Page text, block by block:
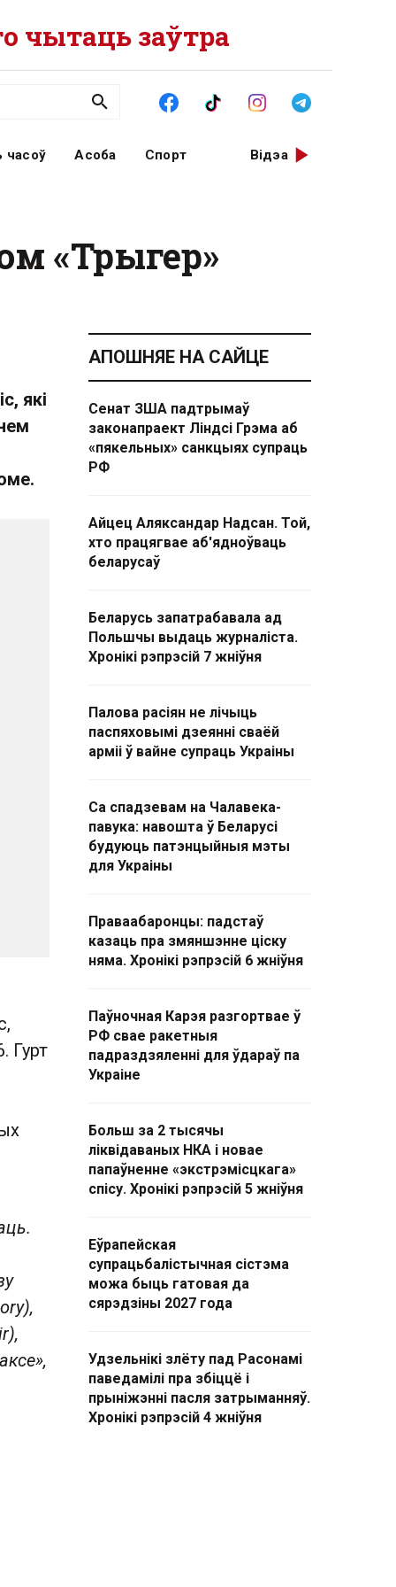
чытаць заўтра
часоў Асоба Спорт Відэа
«Трыгер»
які
Гурт
,
АПОШНЯЕ НА САЙЦЕ
Сенат ЗША падтрымаў
законапраект Ліндсі Грэма аб
«пякельных» санкцыях супраць
РФ
Айцец Аляксандар Надсан. Той,
хто працягвае аб'ядноўваць
беларусаў
Беларусь запатрабавала ад
Польшчы выдаць журналіста.
Хронікі рэпрэсій 7 жніўня
Палова расіян не лічыць
паспяховымі дзеянні сваёй
арміі ў вайне супраць Украіны
Са спадзевам на Чалавека-
павука: навошта ў Беларусі
будуюць патэнцыйныя мэты
для Украіны
Праваабаронцы: падстаў
казаць пра змяншэнне ціску
няма. Хронікі рэпрэсій 6 жніўня
Паўночная Карэя разгортвае ў
РФ свае ракетныя
падраздзяленні для ўдараў па
Украіне
Больш за 2 тысячы
ліквідаваных НКА і новае
папаўненне «экстрэмісцкага»
спісу. Хронікі рэпрэсій 5 жніўня
Еўрапейская
супрацьбалістычная сістэма
можа быць гатовая да
сярэдзіны 2027 года
Удзельнікі злёту пад Расонамі
паведамілі пра збіццё і
прыніжэнні пасля затрыманняў.
Хронікі рэпрэсій 4 жніўня